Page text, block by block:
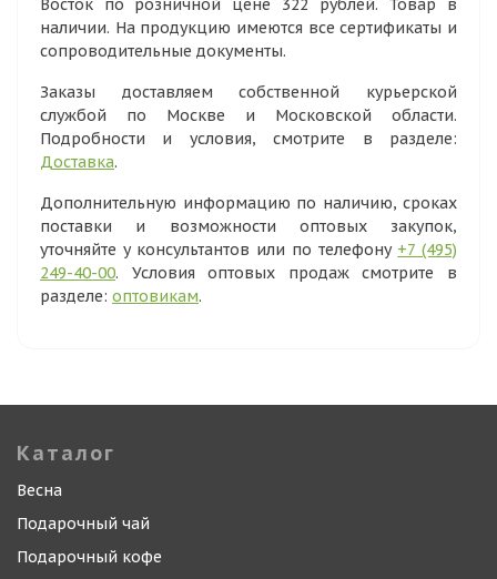
Восток по розничной цене 322 рублей. Товар в
наличии. На продукцию имеются все сертификаты и
сопроводительные документы.
Заказы доставляем собственной курьерской
службой по Москве и Московской области.
Подробности и условия, смотрите в разделе:
Доставка.
Дополнительную информацию по наличию, сроках
поставки и возможности оптовых закупок,
уточняйте у консультантов или по телефону +7 (495)
249-40-00. Условия оптовых продаж смотрите в
разделе: оптовикам.
Каталог
Весна
Подарочный чай
Подарочный кофе